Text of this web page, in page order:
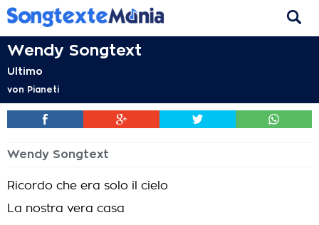
Wendy Songtext
Ultimo
von Pianeti
Wendy Songtext
Ricordo che era solo il cielo
La nostra vera casa